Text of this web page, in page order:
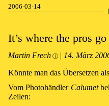
2006-03-14
It’s where the pros go
Martin Frech ⓘ | 14⁠.⁠ März
Könn­te man das Über­set­zen als
Vom Pho­to­händ­ler Calu­met
Zei­len: